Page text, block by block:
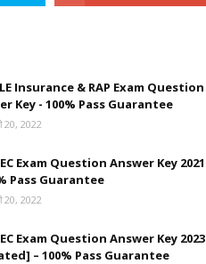
Insurance & RAP Exam Question
Key - 100% Pass Guarantee
20, 2022
Exam Question Answer Key 2021
Pass Guarantee
20, 2022
Exam Question Answer Key 2023
– 100% Pass Guarantee